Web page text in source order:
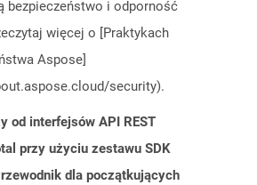
bezpieczeństwo i odporność
więcej o [Praktykach
Aspose]
security).
od interfejsów API REST
przy użyciu zestawu SDK
dla początkujących